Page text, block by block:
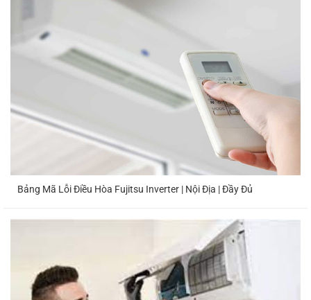
Bảng Mã Lỗi Điều Hòa Fujitsu Inverter | Nội Địa | Đầy Đủ